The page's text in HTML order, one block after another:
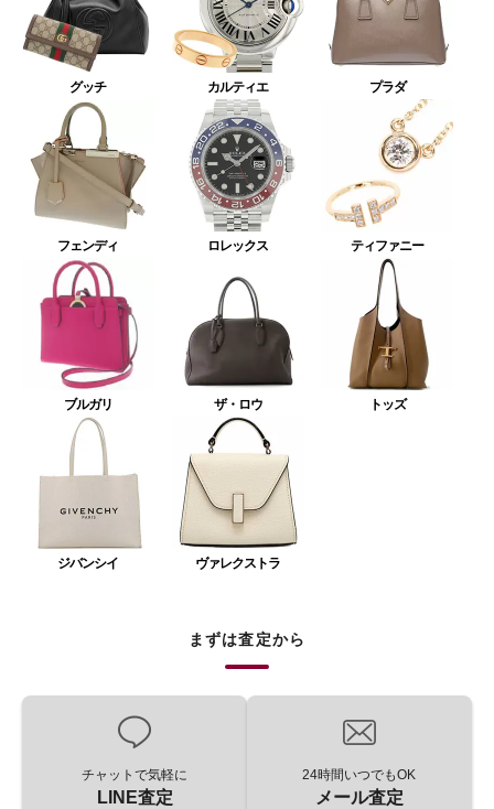
グッチ カルティエ プラダ
フェンディ ロレックス ティファニー
ブルガリ ザ・ロウ トッズ
ジバンシイ ヴァレクストラ
まずは査定から
チャットで気軽に
LINE査定
24時間いつでもOK
メール査定